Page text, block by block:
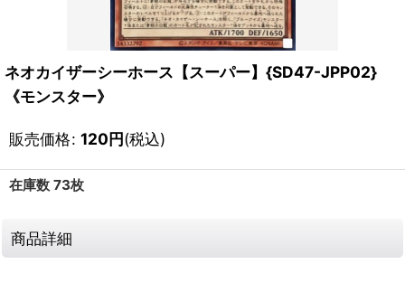
ネオカイザーシーホース【スーパー】{SD47-JPP02}
《モンスター》
販売価格: 120円(税込)
在庫数 73枚
商品詳細